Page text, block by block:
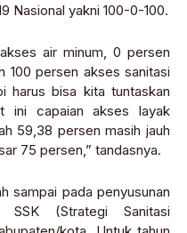
Nasional yakni 100-0-100.
air minum, 0 persen
100 persen akses sanitasi
harus bisa kita tuntaskan
ini capaian akses layak
59,38 persen masih jauh
75 persen,” tandasnya.
sampai pada penyusunan
SSK (Strategi Sanitasi